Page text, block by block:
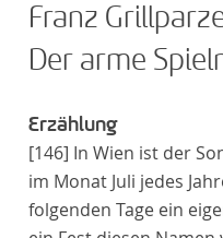
Franz
Der arme
Erzählung
[146] In Wien ist der
im Monat Juli jedes
folgenden Tage ein